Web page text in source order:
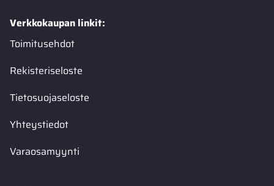
Verkkokaupan linkit:
Toimitusehdot
Rekisteriseloste
Tietosuojaseloste
Yhteystiedot
Varaosamyynti